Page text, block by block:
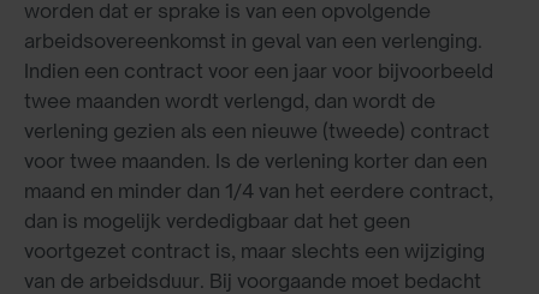
worden dat er sprake is van een opvolgende
arbeidsovereenkomst in geval van een verlenging.
Indien een contract voor een jaar voor bijvoorbeeld
twee maanden wordt verlengd, dan wordt de
verlening gezien als een nieuwe (tweede) contract
voor twee maanden. Is de verlening korter dan een
maand en minder dan 1/4 van het eerdere contract,
dan is mogelijk verdedigbaar dat het geen
voortgezet contract is, maar slechts een wijziging
van de arbeidsduur. Bij voorgaande moet bedacht